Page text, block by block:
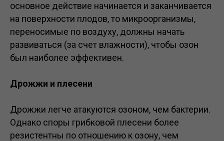
основное действие начинается и заканчивается
на поверхности плодов, то микроорганизмы,
переносимые по воздуху, должны начать
развиваться (за счет влажности), чтобы озон
был наиболее эффективен.
Дрожжи и плесени
Дрожжи легче атакуются озоном, чем бактерии.
Однако споры грибковой плесени более
резистентны по отношению к озону, чем